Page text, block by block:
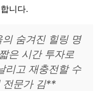
니다.
숨겨진 힐링 명
은 시간 투자로
리고 재충전할 수
전문가 김**